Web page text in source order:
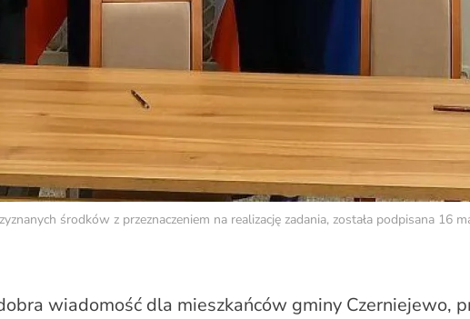
środków z przeznaczeniem na realizację zadania, została podpisana 16
wiadomość dla mieszkańców gminy Czerniejewo,